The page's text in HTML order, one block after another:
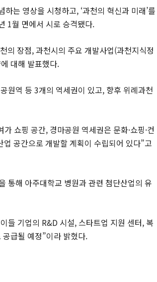
는 영상을 시청하고, ‘과천의 혁신과 미래’를
1월 면에서 시로 승격됐다.
의 장점, 과천시의 주요 개발사업(과천지식정
대해 발표했다.
원역 등 3개의 역세권이 있고, 향후 위례과천
쇼핑 공간, 경마공원 역세권은 문화·쇼핑·컨
공간으로 개발할 계획이 수립되어 있다”고
통해 아주대학교 병원과 관련 첨단산업의 유
들 기업의 R&D 시설, 스타트업 지원 센터, 복
급될 예정”이라 밝혔다.